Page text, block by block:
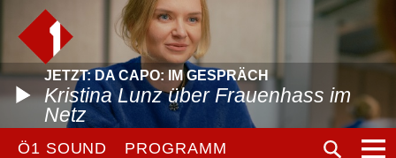
JETZT: DA CAPO: IM GESPRÄCH
Kristina Lunz über Frauenhass im
Netz
Ö1 SOUND PROGRAMM